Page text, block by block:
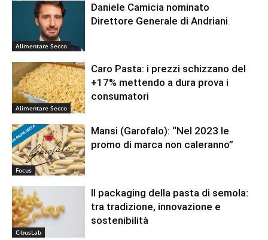
Alimentare Secco
Daniele Camicia nominato
Direttore Generale di Andriani
Alimentare Secco
Caro Pasta: i prezzi schizzano del
+17% mettendo a dura prova i
consumatori
Focus
Mansi (Garofalo): “Nel 2023 le
promo di marca non caleranno”
CibusLab
Il packaging della pasta di semola:
tra tradizione, innovazione e
sostenibilità